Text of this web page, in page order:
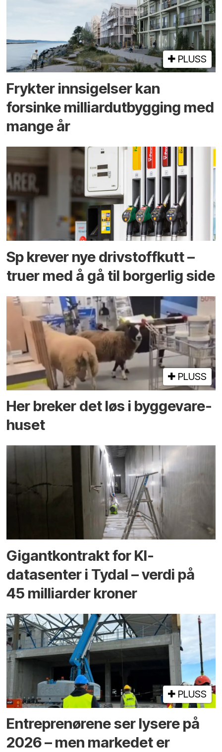
PLUSS
Frykter innsigelser kan
forsinke milliard­utbygging med
mange år
Sp krever nye drivstoffkutt –
truer med å gå til borgerlig side
PLUSS
Her breker det løs i bygge­vare­
huset
Gigantkontrakt for KI-
datasenter i Tydal – verdi på
45 milliarder kroner
PLUSS
Entreprenørene ser lysere på
2026 – men markedet er